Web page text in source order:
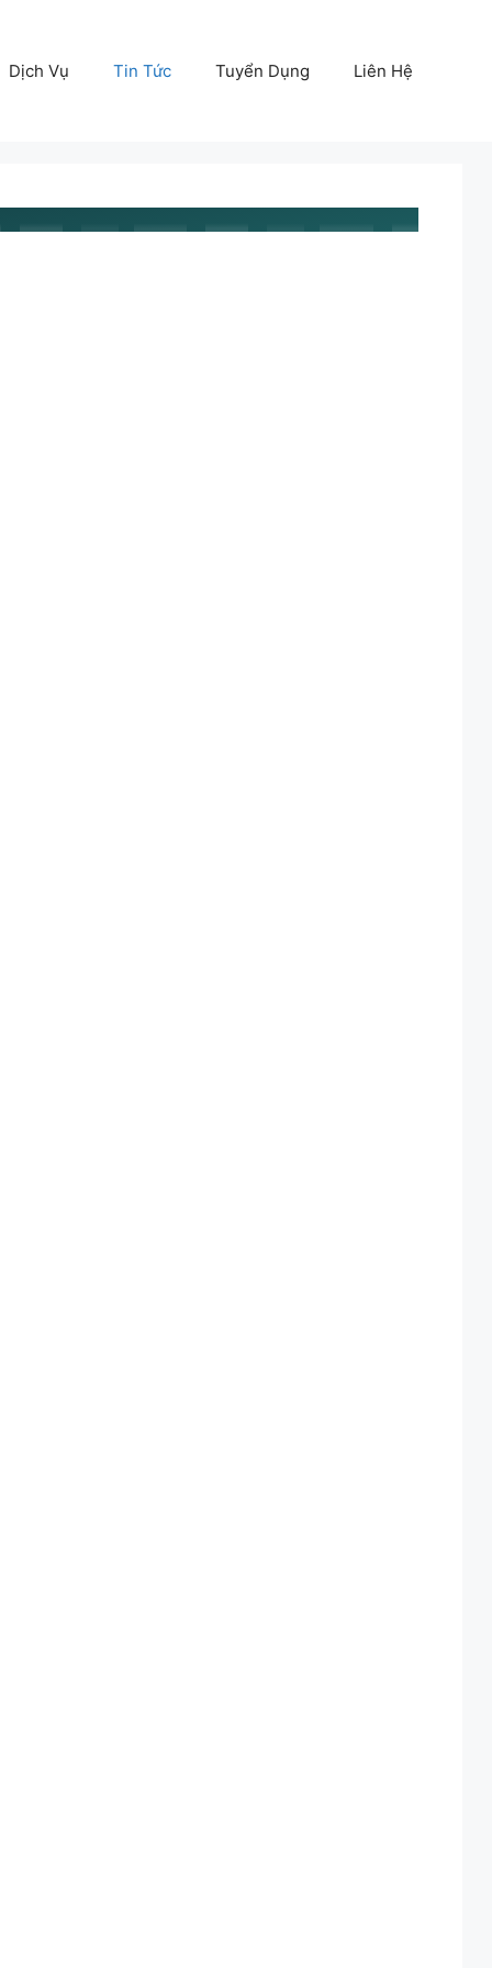
Dịch Vụ Tin Tức Tuyển Dụng Liên Hệ